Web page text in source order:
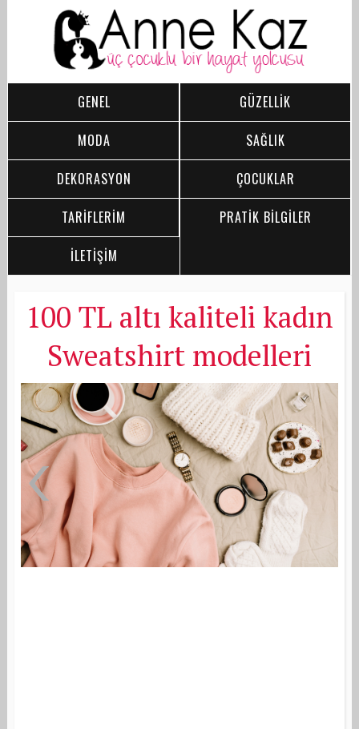
GENEL
GÜZELLİK
MODA
SAĞLIK
DEKORASYON
ÇOCUKLAR
TARİFLERİM
PRATİK BİLGİLER
İLETİŞİM
100 TL altı kaliteli kadın
Sweatshirt modelleri